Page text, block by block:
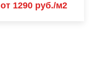
от 1290 руб./м2